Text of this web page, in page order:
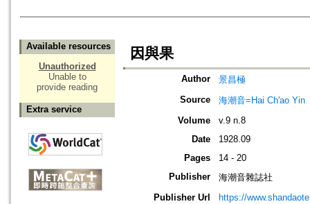
Available resources
Unauthorized
Unable to
provide reading
Extra service
因與果
Author
景昌極
Source
海潮音=Hai Ch'ao Yin
Volume
v.9 n.8
Date
1928.09
Pages
14 - 20
Publisher
海潮音雜誌社
Publisher Url
https://